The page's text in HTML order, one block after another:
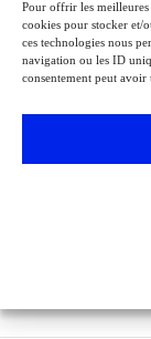
Pour offrir les meilleures
cookies pour stocker et/
ces technologies nous
navigation ou les ID
consentement peut avoir
Paris
Musée de la
Jean Moulin
À l’occasion de
Yvonne, lui